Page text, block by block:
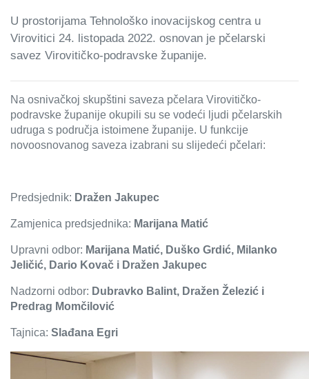
U prostorijama Tehnološko inovacijskog centra u
Virovitici 24. listopada 2022. osnovan je pčelarski
savez Virovitičko-podravske županije.
Na osnivačkoj skupštini saveza pčelara Virovitičko-
podravske županije okupili su se vodeći ljudi pčelarskih
udruga s područja istoimene županije. U funkcije
novoosnovanog saveza izabrani su slijedeći pčelari:
Predsjednik: Dražen Jakupec
Zamjenica predsjednika: Marijana Matić
Upravni odbor: Marijana Matić, Duško Grdić, Milanko
Jeličić, Dario Kovač i Dražen Jakupec
Nadzorni odbor: Dubravko Balint, Dražen Železić i
Predrag Momčilović
Tajnica: Slađana Egri